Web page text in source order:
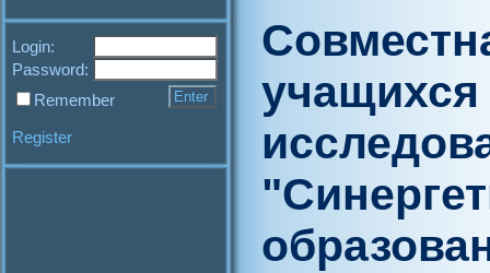
Login:
Password:
Remember
Register
учащихся